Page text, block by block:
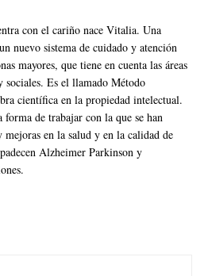
con el cariño nace Vitalia. Una
nuevo sistema de cuidado y atención
mayores, que tiene en cuenta las áreas
Es el llamado Método
científica en la propiedad intelectual.
de trabajar con la que se han
en la salud y en la calidad de
Alzheimer Parkinson y